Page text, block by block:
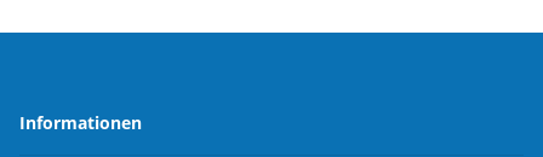
Informationen